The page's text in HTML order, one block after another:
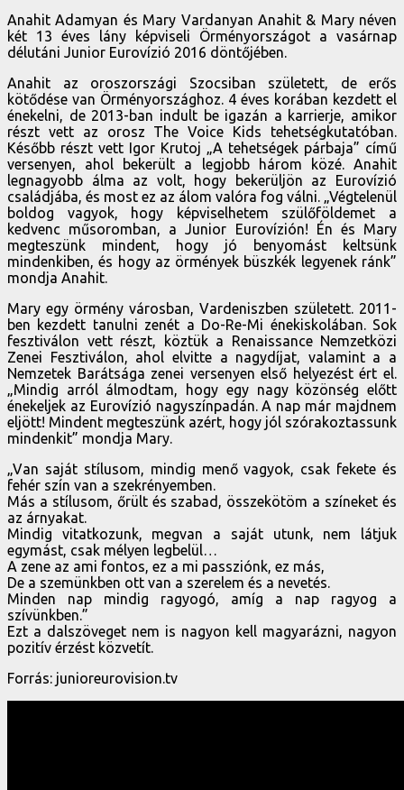
Anahit Adamyan és Mary Vardanyan Anahit & Mary néven
két 13 éves lány képviseli Örményországot a vasárnap
délutáni Junior Eurovízió 2016 döntőjében.
Anahit az oroszországi Szocsiban született, de erős
kötődése van Örményországhoz. 4 éves korában kezdett el
énekelni, de 2013-ban indult be igazán a karrierje, amikor
részt vett az orosz The Voice Kids tehetségkutatóban.
Később részt vett Igor Krutoj „A tehetségek párbaja” című
versenyen, ahol bekerült a legjobb három közé. Anahit
legnagyobb álma az volt, hogy bekerüljön az Eurovízió
családjába, és most ez az álom valóra fog válni. „Végtelenül
boldog vagyok, hogy képviselhetem szülőföldemet a
kedvenc műsoromban, a Junior Eurovízión! Én és Mary
megteszünk mindent, hogy jó benyomást keltsünk
mindenkiben, és hogy az örmények büszkék legyenek ránk”
mondja Anahit.
Mary egy örmény városban, Vardeniszben született. 2011-
ben kezdett tanulni zenét a Do-Re-Mi énekiskolában. Sok
fesztiválon vett részt, köztük a Renaissance Nemzetközi
Zenei Fesztiválon, ahol elvitte a nagydíjat, valamint a a
Nemzetek Barátsága zenei versenyen első helyezést ért el.
„Mindig arról álmodtam, hogy egy nagy közönség előtt
énekeljek az Eurovízió nagyszínpadán. A nap már majdnem
eljött! Mindent megteszünk azért, hogy jól szórakoztassunk
mindenkit” mondja Mary.
„Van saját stílusom, mindig menő vagyok, csak fekete és
fehér szín van a szekrényemben.
Más a stílusom, őrült és szabad, összekötöm a színeket és
az árnyakat.
Mindig vitatkozunk, megvan a saját utunk, nem látjuk
egymást, csak mélyen legbelül…
A zene az ami fontos, ez a mi passziónk, ez más,
De a szemünkben ott van a szerelem és a nevetés.
Minden nap mindig ragyogó, amíg a nap ragyog a
szívünkben.”
Ezt a dalszöveget nem is nagyon kell magyarázni, nagyon
pozitív érzést közvetít.
Forrás: junioreurovision.tv